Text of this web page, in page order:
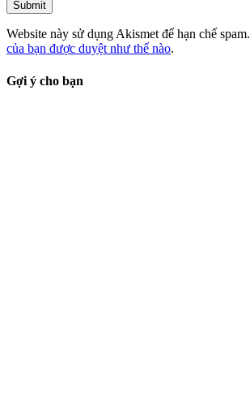
Website này sử dụng Akismet để hạn chế spam.
của bạn được duyệt như thế nào.
Gợi ý cho bạn